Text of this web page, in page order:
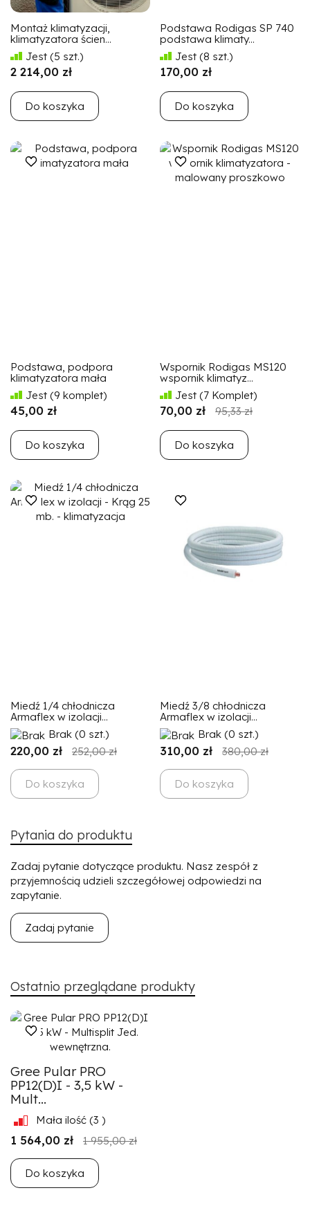
Montaż klimatyzacji,
klimatyzatora ścien...
Jest (5 szt.)
2 214,00 zł
Do koszyka
Podstawa Rodigas SP 740
podstawa klimaty...
Jest (8 szt.)
170,00 zł
Do koszyka
Podstawa, podpora
klimatyzatora mała
Jest (9 komplet)
45,00 zł
Do koszyka
Wspornik Rodigas MS120
wspornik klimatyz...
Jest (7 Komplet)
70,00 zł 95,33 zł
Do koszyka
Miedź 1/4 chłodnicza
Armaflex w izolacji...
Brak (0 szt.)
220,00 zł 252,00 zł
Do koszyka
Miedź 3/8 chłodnicza
Armaflex w izolacji...
Brak (0 szt.)
310,00 zł 380,00 zł
Do koszyka
Pytania do produktu
Zadaj pytanie dotyczące produktu. Nasz zespół z
przyjemnością udzieli szczegółowej odpowiedzi na
zapytanie.
Zadaj pytanie
Ostatnio przeglądane produkty
Gree Pular PRO
PP12(D)I - 3,5 kW -
Mult...
Mała ilość (3 )
1 564,00 zł 1 955,00 zł
Do koszyka